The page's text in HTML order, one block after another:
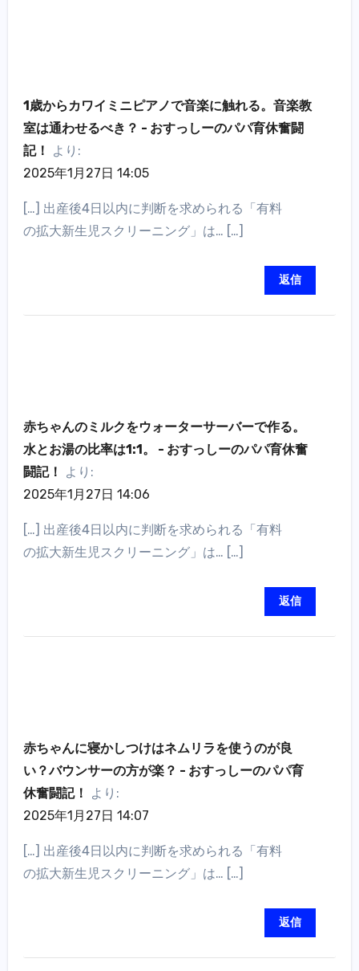
1歳からカワイミニピアノで音楽に触れる。音楽教
室は通わせるべき？ - おすっしーのパパ育休奮闘
記！
より:
2025年1月27日 14:05
[…] 出産後4日以内に判断を求められる「有料
の拡大新生児スクリーニング」は… […]
返信
赤ちゃんのミルクをウォーターサーバーで作る。
水とお湯の比率は1:1。 - おすっしーのパパ育休奮
闘記！
より:
2025年1月27日 14:06
[…] 出産後4日以内に判断を求められる「有料
の拡大新生児スクリーニング」は… […]
返信
赤ちゃんに寝かしつけはネムリラを使うのが良
い？バウンサーの方が楽？ - おすっしーのパパ育
休奮闘記！
より:
2025年1月27日 14:07
[…] 出産後4日以内に判断を求められる「有料
の拡大新生児スクリーニング」は… […]
返信